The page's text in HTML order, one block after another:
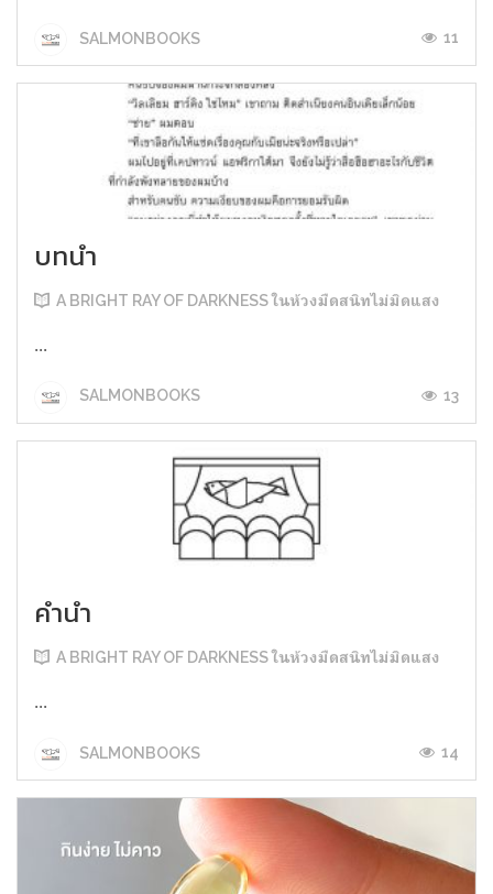
SALMONBOOKS 11
บทนำ
A BRIGHT RAY OF DARKNESS ในห้วงมืดสนิทไม่มิดแสง
...
SALMONBOOKS 13
คำนำ
A BRIGHT RAY OF DARKNESS ในห้วงมืดสนิทไม่มิดแสง
...
SALMONBOOKS 14